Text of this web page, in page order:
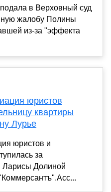
в Верховный суд
жалобу Полины
из-за "эффекта
юристов
квартиры
Лурье
юристов и
за
Ларисы Долиной